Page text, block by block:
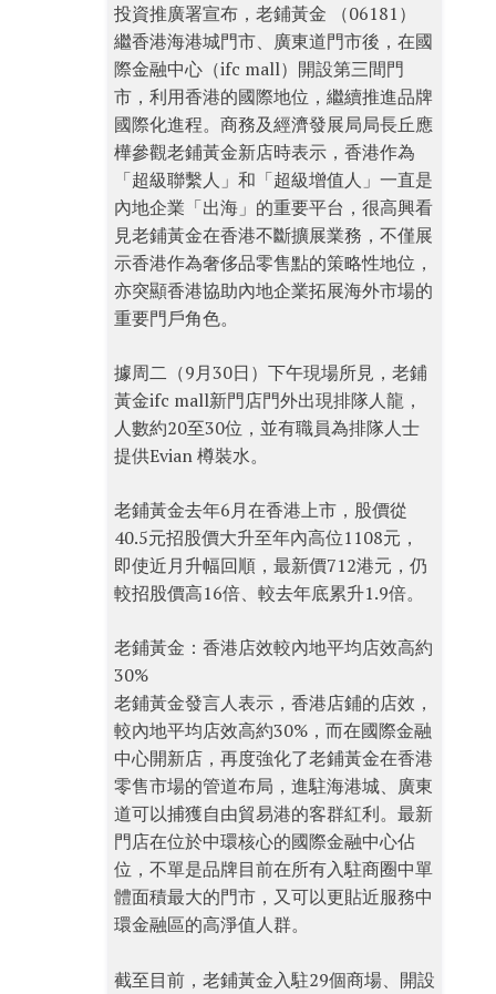
投資推廣署宣布，老鋪黃金 （06181）
繼香港海港城門市、廣東道門市後，在國
際金融中心（ifc mall）開設第三間門
市，利用香港的國際地位，繼續推進品牌
國際化進程。商務及經濟發展局局長丘應
樺參觀老鋪黃金新店時表示，香港作為
「超級聯繫人」和「超級增值人」一直是
內地企業「出海」的重要平台，很高興看
見老鋪黃金在香港不斷擴展業務，不僅展
示香港作為奢侈品零售點的策略性地位，
亦突顯香港協助內地企業拓展海外市場的
重要門戶角色。
據周二（9月30日）下午現場所見，老鋪
黃金ifc mall新門店門外出現排隊人龍，
人數約20至30位，並有職員為排隊人士
提供Evian 樽裝水。
老鋪黃金去年6月在香港上市，股價從
40.5元招股價大升至年內高位1108元，
即使近月升幅回順，最新價712港元，仍
較招股價高16倍、較去年底累升1.9倍。
老鋪黃金：香港店效較內地平均店效高約
30%
老鋪黃金發言人表示，香港店鋪的店效，
較內地平均店效高約30%，而在國際金融
中心開新店，再度強化了老鋪黃金在香港
零售市場的管道布局，進駐海港城、廣東
道可以捕獲自由貿易港的客群紅利。最新
門店在位於中環核心的國際金融中心佔
位，不單是品牌目前在所有入駐商圈中單
體面積最大的門市，又可以更貼近服務中
環金融區的高淨值人群。
截至目前，老鋪黃金入駐29個商場、開設